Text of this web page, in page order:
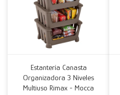
Estantería Canasta
Organizadora 3 Niveles
Multiuso Rimax - Mocca